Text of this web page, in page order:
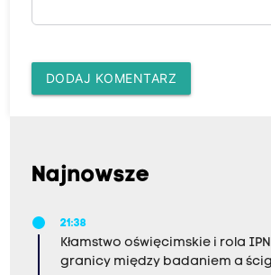
DODAJ KOMENTARZ
Najnowsze
21:38
Kłamstwo oświęcimskie i rola
granicy między badaniem a